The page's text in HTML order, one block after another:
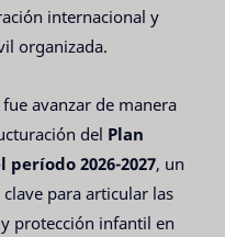
internacional y
organizada.
avanzar de manera
del Plan
2026-2027, un
para articular las
protección infantil en